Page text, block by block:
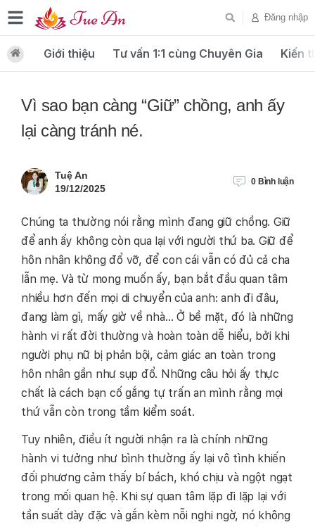
Đăng nhập
Giới thiệu Tư vấn 1:1 cùng Chuyên Gia Kiến
Vì sao bạn càng “Giữ” chồng, anh ấy
lại càng tránh né.
Tuệ An
19/12/2025
0 Bình luận
Chúng ta thường nói rằng mình đang giữ chồng. Giữ
để anh ấy không còn qua lại với người thứ ba. Giữ để
hôn nhân không đổ vỡ, để con cái vẫn có đủ cả cha
lẫn mẹ. Và từ mong muốn ấy, bạn bắt đầu quan tâm
nhiều hơn đến mọi di chuyển của anh: anh đi đâu,
đang làm gì, mấy giờ về nhà… Ở bề mặt, đó là những
hành vi rất đời thường và hoàn toàn dễ hiểu, bởi khi
người phụ nữ bị phản bội, cảm giác an toàn trong
hôn nhân gần như sụp đổ. Những câu hỏi ấy thực
chất là cách bạn cố gắng tự trấn an mình rằng mọi
thứ vẫn còn trong tầm kiểm soát.
Tuy nhiên, điều ít người nhận ra là chính những
hành vi tưởng như bình thường ấy lại vô tình khiến
đối phương cảm thấy bí bách, khó chịu và ngột ngạt
trong mối quan hệ. Khi sự quan tâm lặp đi lặp lại với
tần suất dày đặc và gắn kèm nỗi nghi ngờ, nó không